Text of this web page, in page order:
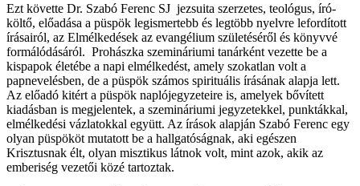
Ezt követte Dr. Szabó Ferenc SJ jezsuita szerzetes, teológus, író-
költő, előadása a püspök legismertebb és legtöbb nyelvre lefordított
írásairól, az Elmélkedések az evangélium születéséről és könyvvé
formálódásáról. Prohászka szemináriumi tanárként vezette be a
kispapok életébe a napi elmélkedést, amely szokatlan volt a
papnevelésben, de a püspök számos spirituális írásának alapja lett.
Az előadó kitért a püspök naplójegyzeteire is, amelyek bővített
kiadásban is megjelentek, a szemináriumi jegyzetekkel, punktákkal,
elmélkedési vázlatokkal együtt. Az írások alapján Szabó Ferenc egy
olyan püspököt mutatott be a hallgatóságnak, aki egészen
Krisztusnak élt, olyan misztikus látnok volt, mint azok, akik az
emberiség vezetői közé tartoztak.